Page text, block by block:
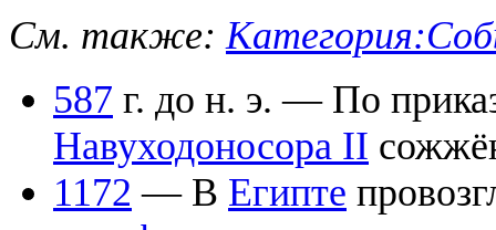
См. также:
587 г. до н. э. — По
Навуходоносора II
1172 — В Египте